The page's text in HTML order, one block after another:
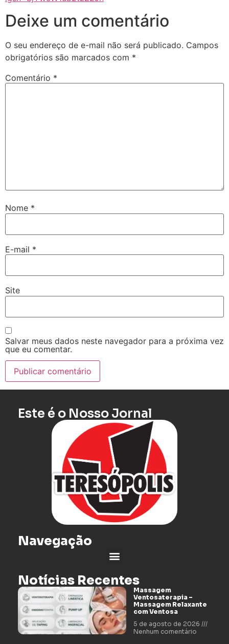
Deixe um comentário
O seu endereço de e-mail não será publicado. Campos
obrigatórios são marcados com *
Comentário *
Nome *
E-mail *
Site
Salvar meus dados neste navegador para a próxima vez
que eu comentar.
Este é o Nosso Jornal
Navegação
Notícias Recentes
Massagem
Ventosaterapia –
Massagem Relaxante
com Ventosa
5 de agosto de 2026
Nenhum comentário